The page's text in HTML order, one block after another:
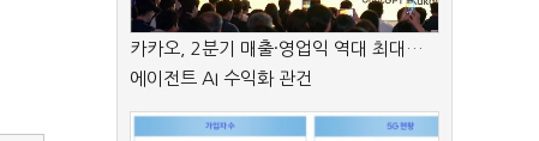
카카오, 2분기 매출·영업익 역대 최대…
에이전트 AI 수익화 관건